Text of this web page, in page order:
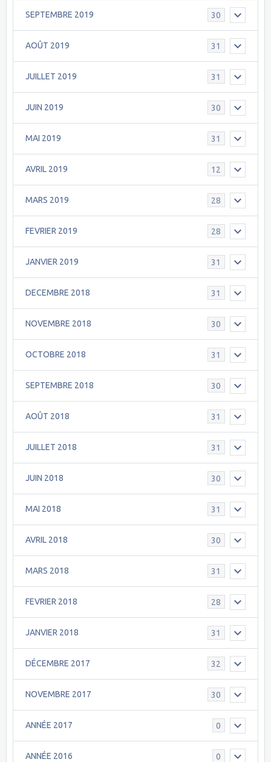
SEPTEMBRE 2019 30
AOÛT 2019 31
JUILLET 2019 31
JUIN 2019 30
MAI 2019 31
AVRIL 2019 12
MARS 2019 28
FEVRIER 2019 28
JANVIER 2019 31
DECEMBRE 2018 31
NOVEMBRE 2018 30
OCTOBRE 2018 31
SEPTEMBRE 2018 30
AOÛT 2018 31
JUILLET 2018 31
JUIN 2018 30
MAI 2018 31
AVRIL 2018 30
MARS 2018 31
FEVRIER 2018 28
JANVIER 2018 31
DÉCEMBRE 2017 32
NOVEMBRE 2017 30
ANNÉE 2017 0
ANNÉE 2016 0